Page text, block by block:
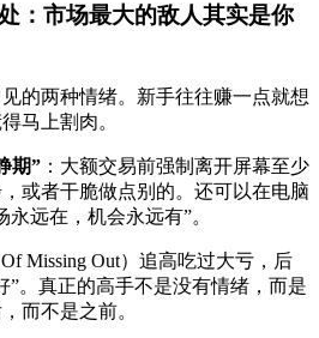
：市场最大的敌人其实是你
的两种情绪。新手往往赚一点就想
马上割肉。
期” ：大额交易前强制离开屏幕至少
或者干脆做点别的。还可以在电脑
永远在，机会永远有”。
Missing Out）追高吃过大亏，后
”。真正的高手不是没有情绪，而是
而不是之前。